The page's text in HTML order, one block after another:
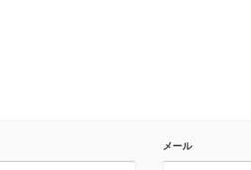
メール